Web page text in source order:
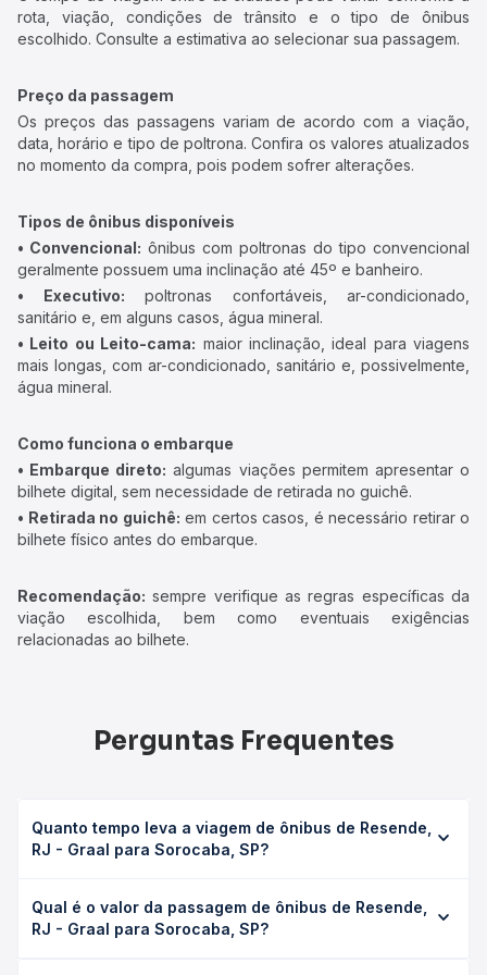
rota, viação, condições de trânsito e o tipo de ônibus
escolhido. Consulte a estimativa ao selecionar sua passagem.
Preço da passagem
Os preços das passagens variam de acordo com a viação,
data, horário e tipo de poltrona. Confira os valores atualizados
no momento da compra, pois podem sofrer alterações.
Tipos de ônibus disponíveis
• Convencional: ônibus com poltronas do tipo convencional
geralmente possuem uma inclinação até 45º e banheiro.
• Executivo: poltronas confortáveis, ar-condicionado,
sanitário e, em alguns casos, água mineral.
• Leito ou Leito-cama: maior inclinação, ideal para viagens
mais longas, com ar-condicionado, sanitário e, possivelmente,
água mineral.
Como funciona o embarque
• Embarque direto: algumas viações permitem apresentar o
bilhete digital, sem necessidade de retirada no guichê.
• Retirada no guichê: em certos casos, é necessário retirar o
bilhete físico antes do embarque.
Recomendação: sempre verifique as regras específicas da
viação escolhida, bem como eventuais exigências
relacionadas ao bilhete.
Perguntas Frequentes
Quanto tempo leva a viagem de ônibus de Resende,
RJ - Graal para Sorocaba, SP?
Sorocaba, SP leva em média 6h 27min, podendo variar
conforme a viação, o tipo de serviço (convencional,
Qual é o valor da passagem de ônibus de Resende,
RJ - Graal para Sorocaba, SP?